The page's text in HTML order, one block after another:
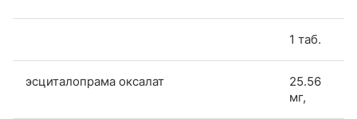
1 таб.
эсциталопрама оксалат
25.56
мг,